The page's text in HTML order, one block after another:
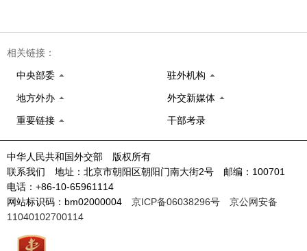
相关链接：
中央部委 驻外机构
地方外办 外交新媒体
重要链接 干部考录
中华人民共和国外交部 版权所有
联系我们 地址：北京市朝阳区朝阳门南大街2号 邮编：100701
电话：+86-10-65961114
网站标识码：bm02000004 京ICP备06038296号
京公网安备
11040102700114